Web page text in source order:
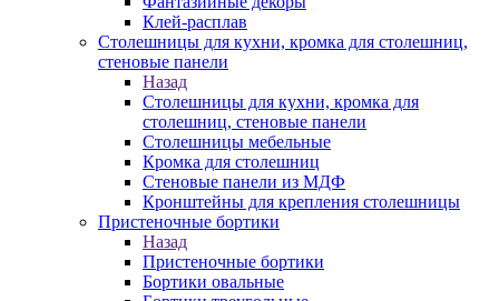
Клей-расплав
Столешницы для кухни, кромка для столешниц,
стеновые панели
Назад
Столешницы для кухни, кромка для
столешниц, стеновые панели
Столешницы мебельные
Кромка для столешниц
Стеновые панели из МДФ
Кронштейны для крепления столешницы
Пристеночные бортики
Назад
Пристеночные бортики
Бортики овальные